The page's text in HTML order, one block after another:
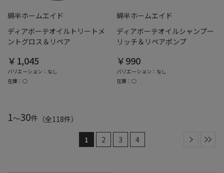
綿半ホームエイド
ディアボーテオイルトリートメ
ントグロス＆リペア
￥1,045
バリエーション：なし
在庫：○
綿半ホームエイド
ディアボーテオイルシャンプー
リッチ＆リペアポンプ
￥990
バリエーション：なし
在庫：○
1～30件 （全118件）
1 2 3 4